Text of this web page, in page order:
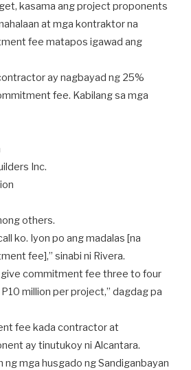
kasama ang project proponents
at mga kontraktor na
fee matapos igawad ang
ay nagbayad ng 25%
fee. Kabilang sa mga
Inc.
others.
ko. Iyon po ang madalas [na
fee],” sinabi ni Rivera.
give commitment fee three to four
million per project,” dagdag pa
fee kada contractor at
ay tinutukoy ni Alcantara.
ng mga husgado ng Sandiganbayan